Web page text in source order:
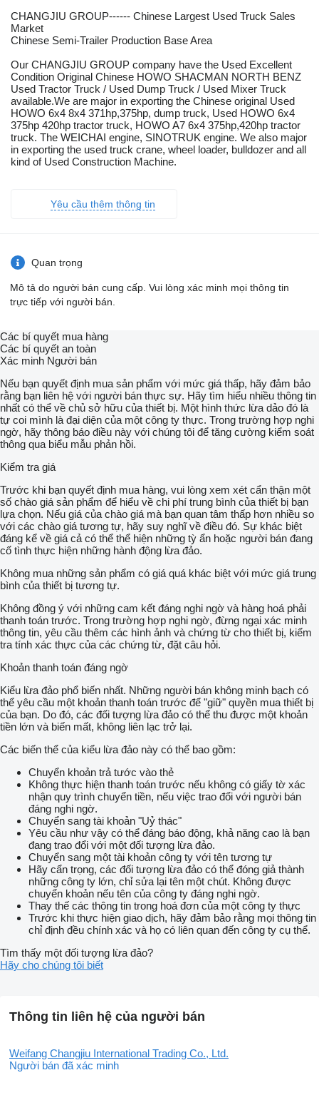
CHANGJIU GROUP------ Chinese Largest Used Truck Sales
Market
Chinese Semi-Trailer Production Base Area
Our CHANGJIU GROUP company have the Used Excellent
Condition Original Chinese HOWO SHACMAN NORTH BENZ
Used Tractor Truck / Used Dump Truck / Used Mixer Truck
available.We are major in exporting the Chinese original Used
HOWO 6x4 8x4 371hp,375hp, dump truck, Used HOWO 6x4
375hp 420hp tractor truck, HOWO A7 6x4 375hp,420hp tractor
truck. The WEICHAI engine, SINOTRUK engine. We also major
in exporting the used truck crane, wheel loader, bulldozer and all
kind of Used Construction Machine.
Yêu cầu thêm thông tin
Quan trọng
Mô tả do người bán cung cấp. Vui lòng xác minh mọi thông tin
trực tiếp với người bán.
Các bí quyết mua hàng
Các bí quyết an toàn
Xác minh Người bán
Nếu bạn quyết định mua sản phẩm với mức giá thấp, hãy đảm bảo
rằng bạn liên hệ với người bán thực sự. Hãy tìm hiểu nhiều thông tin
nhất có thể về chủ sở hữu của thiết bị. Một hình thức lừa dảo đó là
tự coi mình là đại diện của một công ty thực. Trong trường hợp nghi
ngờ, hãy thông báo điều này với chúng tôi để tăng cường kiểm soát
thông qua biểu mẫu phản hồi.
Kiểm tra giá
Trước khi bạn quyết định mua hàng, vui lòng xem xét cẩn thận một
số chào giá sản phẩm để hiểu về chi phí trung bình của thiết bị bạn
lựa chọn. Nếu giá của chào giá mà bạn quan tâm thấp hơn nhiều so
với các chào giá tương tự, hãy suy nghĩ về điều đó. Sự khác biệt
đáng kể về giá cả có thể thể hiện những tỳ ẩn hoặc người bán đang
cố tình thực hiện những hành động lừa đảo.
Không mua những sản phẩm có giá quá khác biệt với mức giá trung
bình của thiết bị tương tự.
Không đồng ý với những cam kết đáng nghi ngờ và hàng hoá phải
thanh toán trước. Trong trường hợp nghi ngờ, đừng ngại xác minh
thông tin, yêu cầu thêm các hình ảnh và chứng từ cho thiết bị, kiểm
tra tính xác thực của các chứng từ, đặt câu hỏi.
Khoản thanh toán đáng ngờ
Kiểu lừa đảo phổ biến nhất. Những người bán không minh bạch có
thể yêu cầu một khoản thanh toán trước để "giữ" quyền mua thiết bị
của bạn. Do đó, các đối tượng lừa đảo có thể thu được một khoản
tiền lớn và biến mất, không liên lạc trở lại.
Các biến thể của kiểu lừa đảo này có thể bao gồm:
Chuyển khoản trả tước vào thẻ
Không thực hiện thanh toán trước nếu không có giấy tờ xác
nhận quy trình chuyển tiền, nếu việc trao đổi với người bán
đáng nghi ngờ.
Chuyển sang tài khoản "Uỷ thác"
Yêu cầu như vậy có thể đáng báo động, khả năng cao là bạn
đang trao đổi với một đối tượng lừa đảo.
Chuyển sang một tài khoản công ty với tên tương tự
Hãy cẩn trọng, các đối tượng lừa đảo có thể đóng giả thành
những công ty lớn, chỉ sửa lại tên một chút. Không được
chuyển khoản nếu tên của công ty đáng nghi ngờ.
Thay thế các thông tin trong hoá đơn của một công ty thực
Trước khi thực hiện giao dịch, hãy đảm bảo rằng mọi thông tin
chỉ định đều chính xác và họ có liên quan đến công ty cụ thể.
Tìm thấy một đối tượng lừa đảo?
Hãy cho chúng tôi biết
Thông tin liên hệ của người bán
Weifang Changjiu International Trading Co., Ltd.
Người bán đã xác minh